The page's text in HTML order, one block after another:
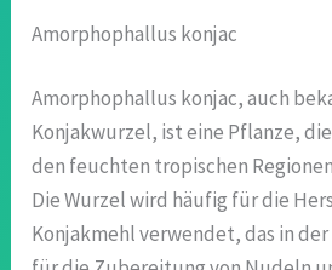
Amorphophallus konjac
Amorphophallus konjac, auch
Konjakwurzel, ist eine Pflanze,
den feuchten tropischen
Die Wurzel wird häufig für die
Konjakmehl verwendet, das in